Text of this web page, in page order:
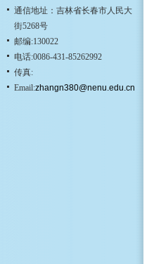
通信地址：吉林省长春市人民大
街5268号
邮编:130022
电话:0086-431-85262992
传真:
Email:zhangn380@nenu.edu.cn